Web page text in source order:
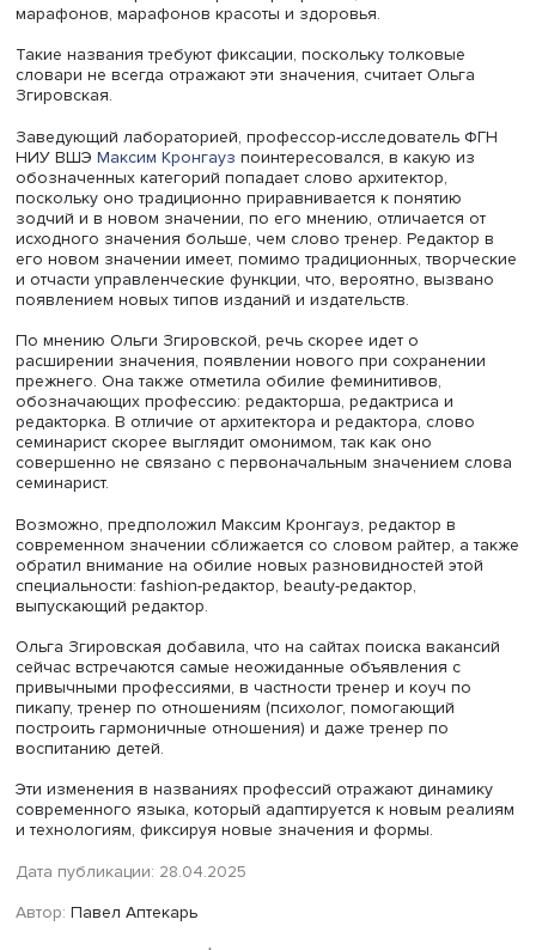
Фото: iStock
Распространенным явлением стала семантическая
изменившая значение профессии - например,
Даже в объявлениях о найме соискатель работы не
может сразу определить, требуется ли компании
проектировщик зданий или архитектор, создающий
программного обеспечения.
Новые значения бурно развиваются в наиболее
растущих отраслях или в сферах, связанных с
например, появилось слово семинарист как ведущий
семинара, оно не имеет никакого отношения к
значению слова – «ученик духовного (церковного)
заведения». Или, например, слова марафонщик и
марафонщица стали употребляться не в отношении
в отношении организаторов мероприятий, таких как
марафонов, марафонов красоты и здоровья.
Такие названия требуют фиксации, поскольку толковые
Згировская.
Заведующий лабораторией, профессор-
НИУ ВШЭМаксим Кронгаузпоинтересовался, в какую
обозначенных категорий попадает слово архитектор,
зодчий и в новом значении, по его мнению, отличается
исходного значения больше, чем слово тренер.
его новом значении имеет, помимо традиционных,
и отчасти управленческие функции, что, вероятно,